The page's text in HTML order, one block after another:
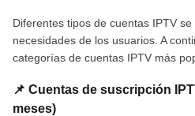
Diferentes tipos de cuentas IPTV
necesidades de los usuarios. A
categorías de cuentas IPTV más
📌 Cuentas de suscripción
meses)